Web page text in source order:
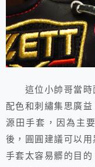
這位小帥哥當時
配色和刺繡集思廣
源田手套，因為主
後，圓圓建議可以
手套太容易髒的目